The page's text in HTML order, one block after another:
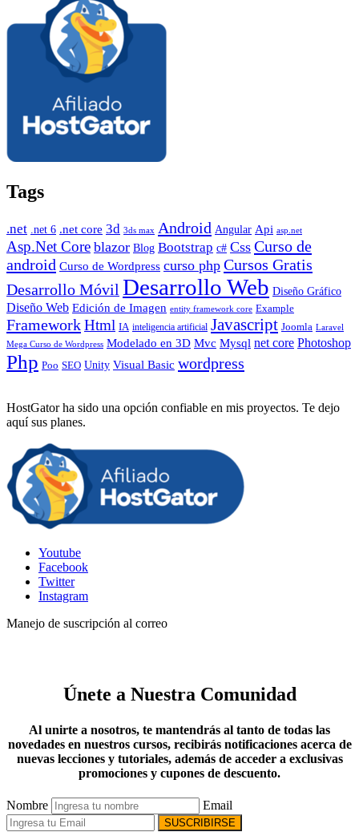
Tags
.net .net 6 .net core 3d 3ds max Android Angular Api asp.net
Asp.Net Core blazor Blog Bootstrap c# Css Curso de
android Curso de Wordpress curso php Cursos Gratis
Desarrollo Móvil Desarrollo Web Diseño Gráfico
Diseño Web Edición de Imagen entity framework core Example
FrameworkHtml IA inteligencia artificial Javascript Joomla Laravel
Mega Curso de Wordpress Modelado en 3D Mvc Mysql net core Photoshop
Php Poo SEO Unity Visual Basic wordpress
HostGator ha sido una opción confiable en mis proyectos. Te dejo
aquí sus planes.
Youtube
Facebook
Twitter
Instagram
Manejo de suscripción al correo
Únete a Nuestra Comunidad
Al unirte a nosotros, te mantendrás al tanto de todas las
novedades en nuestros cursos, recibirás notificaciones acerca de
nuevas lecciones y tutoriales, además de acceder a exclusivas
promociones y cupones de descuento.
Nombre Email
SUSCRIBIRSE